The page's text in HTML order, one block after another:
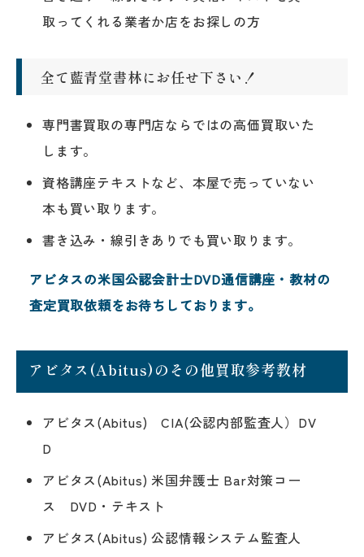
取ってくれる業者か店をお探しの方
全て藍青堂書林にお任せ下さい！
専門書買取の専門店ならではの高価買取いた
します。
資格講座テキストなど、本屋で売っていない
本も買い取ります。
書き込み・線引きありでも買い取ります。
アビタスの米国公認会計士DVD通信講座・教材の
査定買取依頼をお待ちしております。
アビタス(Abitus)のその他買取参考教材
アビタス(Abitus) CIA(公認内部監査人）DV
D
アビタス(Abitus) 米国弁護士 Bar対策コー
ス DVD・テキスト
アビタス(Abitus) 公認情報システム監査人